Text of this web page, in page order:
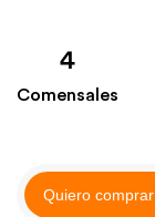
4
Comensales
Quiero comprar